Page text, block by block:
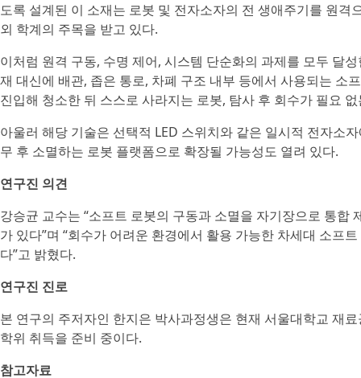
도록 설계된 이 소재는 로봇 및 전자소자의 전 생애주기를 원
외 학계의 주목을 받고 있다.
이처럼 원격 구동, 수명 제어, 시스템 단순화의 과제를 모두 달
재 대신에 배관, 좁은 통로, 차폐 구조 내부 등에서 사용되는 소
진입해 청소한 뒤 스스로 사라지는 로봇, 탐사 후 회수가 필요
아울러 해당 기술은 선택적 LED 스위치와 같은 일시적 전자소
무 후 소멸하는 로봇 플랫폼으로 확장될 가능성도 열려 있다.
연구진 의견
강승균 교수는 “소프트 로봇의 구동과 소멸을 자기장으로 통
가 있다”며 “회수가 어려운 환경에서 활용 가능한 차세대 소프
다”고 밝혔다.
연구진 진로
본 연구의 주저자인 한지은 박사과정생은 현재 서울대학교 재
학위 취득을 준비 중이다.
참고자료